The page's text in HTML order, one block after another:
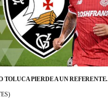
TOLUCA PIERDE A UN REFERENTE.